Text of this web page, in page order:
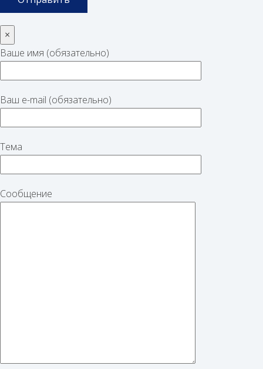
×
Ваше имя (обязательно)
Ваш e-mail (обязательно)
Тема
Сообщение